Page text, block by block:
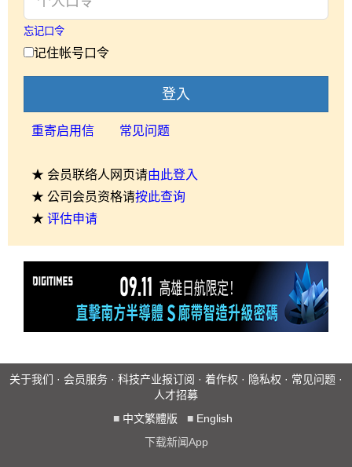
忘记口令
记住帐号口令
登入
重寄启用信 常见问题
★ 会员联络人网页请由此登入
★ 公司会员资格请按此查询
★ 评估申请
关于我们 · 会员服务 · 科技产业报订阅 · 着作权 · 隐私权 · 常见问题 ·
人才招募
■ 中文繁體版 ■ English
下载新闻App